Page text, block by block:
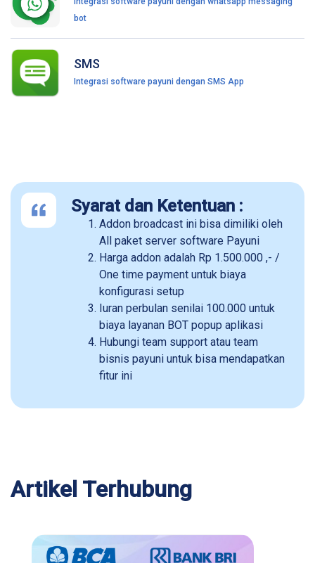
bot
SMS
Integrasi software payuni dengan SMS App
Syarat dan Ketentuan :
Addon broadcast ini bisa dimiliki oleh
All paket server software Payuni
Harga addon adalah Rp 1.500.000 ,- /
One time payment untuk biaya
konfigurasi setup
Iuran perbulan senilai 100.000 untuk
biaya layanan BOT popup aplikasi
Hubungi team support atau team
bisnis payuni untuk bisa mendapatkan
fitur ini
Artikel Terhubung